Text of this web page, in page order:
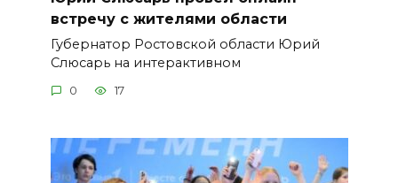
встречу с жителями области
Губернатор Ростовской области Юрий
Слюсарь на интерактивном
0 17